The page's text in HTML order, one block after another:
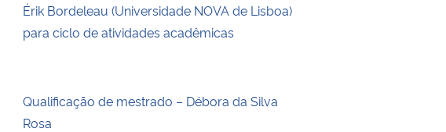
Érik Bordeleau (Universidade NOVA de Lisboa)
para ciclo de atividades acadêmicas
Qualificação de mestrado – Débora da Silva
Rosa